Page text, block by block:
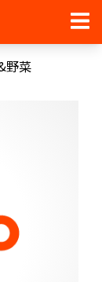
野菜